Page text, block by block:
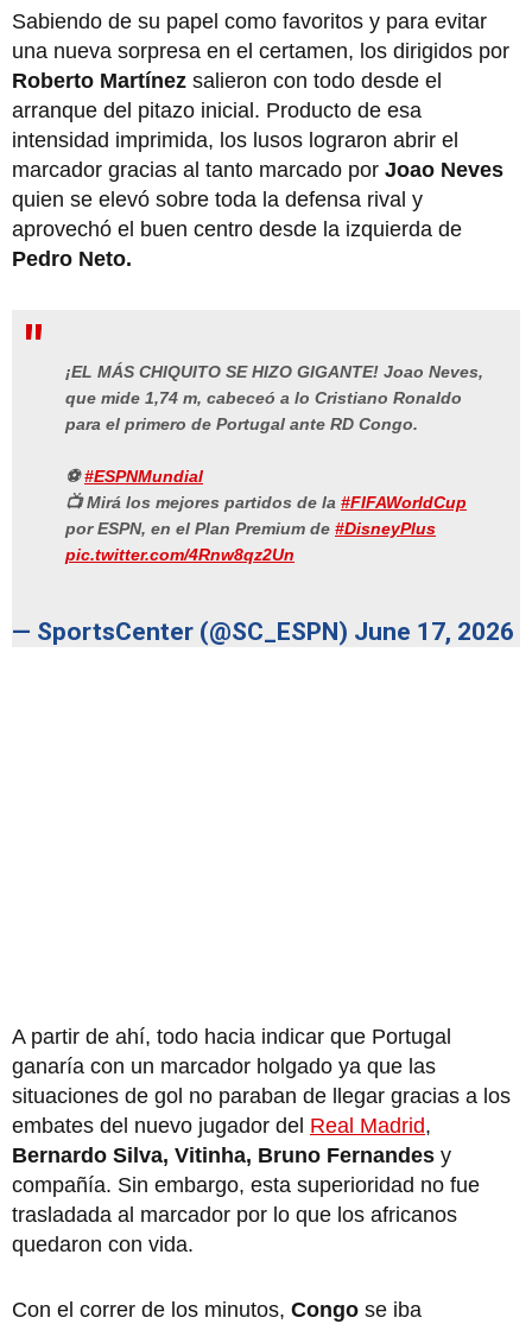
Sabiendo de su papel como favoritos y para evitar
una nueva sorpresa en el certamen, los dirigidos por
Roberto Martínez salieron con todo desde el
arranque del pitazo inicial. Producto de esa
intensidad imprimida, los lusos lograron abrir el
marcador gracias al tanto marcado por Joao Neves
quien se elevó sobre toda la defensa rival y
aprovechó el buen centro desde la izquierda de
Pedro Neto.
¡EL MÁS CHIQUITO SE HIZO GIGANTE! Joao Neves,
que mide 1,74 m, cabeceó a lo Cristiano Ronaldo
para el primero de Portugal ante RD Congo.
⚽#ESPNMundial
📺 Mirá los mejores partidos de la #FIFAWorldCup
por ESPN, en el Plan Premium de #DisneyPlus
pic.twitter.com/4Rnw8qz2Un
— SportsCenter (@SC_ESPN) June 17, 2026
A partir de ahí, todo hacia indicar que Portugal
ganaría con un marcador holgado ya que las
situaciones de gol no paraban de llegar gracias a los
embates del nuevo jugador del Real Madrid,
Bernardo Silva, Vitinha, Bruno Fernandes y
compañía. Sin embargo, esta superioridad no fue
trasladada al marcador por lo que los africanos
quedaron con vida.
Con el correr de los minutos, Congo se iba